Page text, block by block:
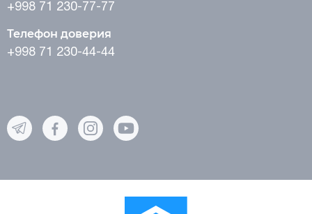
+998 71 230-77-77
Телефон доверия
+998 71 230-44-44